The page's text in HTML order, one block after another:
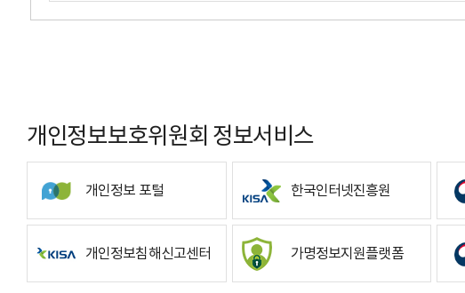
개인정보보호위원회 정보서비스
개인정보 포털 한국인터넷진흥원
개인정보침해신고센터 가명정보지원플랫폼